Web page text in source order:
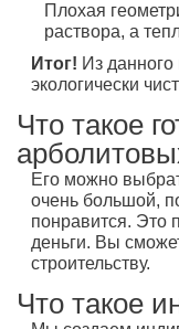
Плохая
раствора, а
Итог! Из
экологически
Что такое
Его можно
очень большой,
понравится. Это
деньги. Вы
строительству.
Что такое